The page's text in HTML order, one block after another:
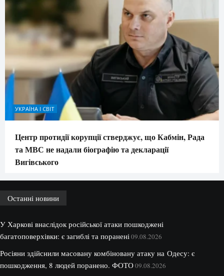
УКРАЇНА І СВІТ
Центр протидії корупції стверджує, що Кабмін, Рада
та МВС не надали біографію та декларації
Вигівського
Останні новини
У Харкові внаслідок російської атаки пошкоджені
багатоповерхівки: є загиблі та поранені 09.08.2026
Росіяни здійснили масовану комбіновану атаку на Одесу: є
пошкодження, 8 людей поранено. ФОТО09.08.2026